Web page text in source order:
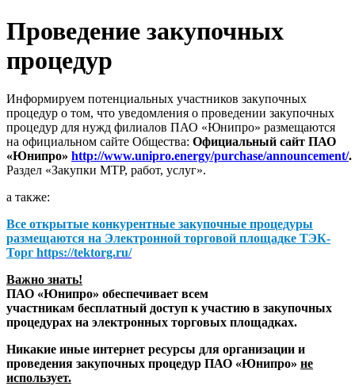
Проведение закупочных
процедур
Информируем потенциальных участников закупочных
процедур о том, что уведомления о проведении закупочных
процедур для нужд филиалов ПАО «Юнипро» размещаются
на официальном сайте Общества: Официальный сайт ПАО
«Юнипро» http://www.unipro.energy/purchase/announcement/.
Раздел «Закупки МТР, работ, услуг».
а также:
Все открытые конкурентные закупочные процедуры
размещаются на Электронной торговой площадке ТЭК-
Торг https://tektorg.ru/
Важно знать!
ПАО «Юнипро» обеспечивает всем
участникам бесплатный доступ к участию в закупочных
процедурах на электронных торговых площадках.
Никакие иные интернет ресурсы для организации и
проведения закупочных процедур ПАО «Юнипро» не
использует.